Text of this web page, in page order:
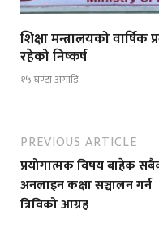
शिक्षा मन्त्रालयको वार्षिक
रहेको निष्कर्ष
१५ घण्टा अगाडि
PREVIOUS ARTICLE
प्रयोगात्मक विषय बाहेक
अनलाइन कक्षा सञ्चालन गर्न
त्रिविको आग्रह